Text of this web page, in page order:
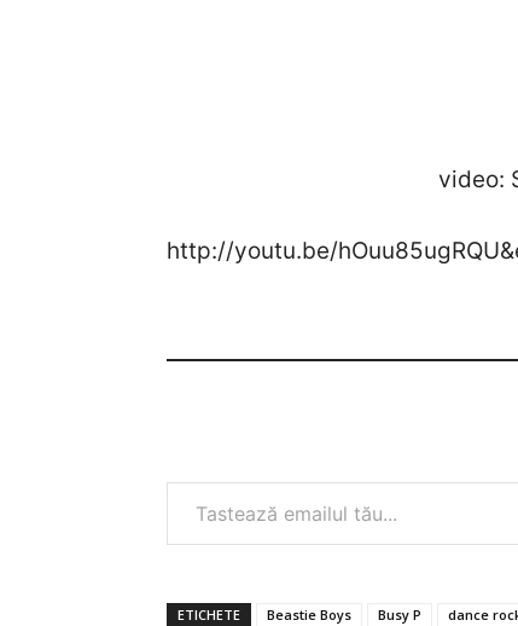
video: Soulwax –
http://youtu.be/
Tastează emailul tău...
ETICHETE Beastie Boys Busy P dance